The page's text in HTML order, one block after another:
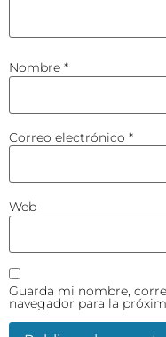
Nombre *
Correo electrónico *
Web
Guarda mi nombre,
navegador para la